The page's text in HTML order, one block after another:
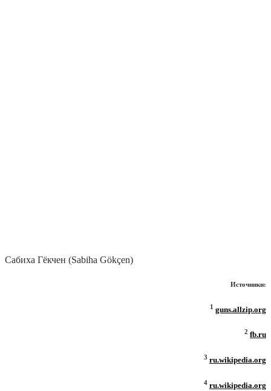
Сабиха Гёкчен (Sabiha Gökçen)
Источники:
1 guns.allzip.org
2 fb.ru
3 ru.wikipedia.org
4 ru.wikipedia.org